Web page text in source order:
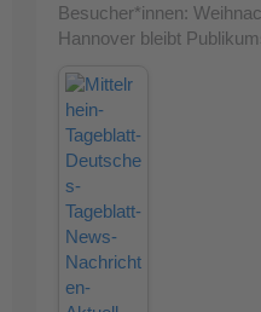
Besucher*innen:
Hannover bleibt